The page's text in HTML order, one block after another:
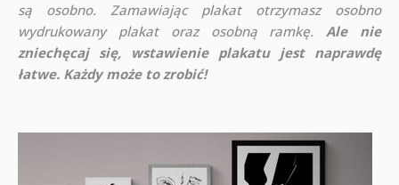
są osobno. Zamawiając plakat otrzymasz osobno
wydrukowany plakat oraz osobną ramkę.
Ale nie
zniechęcaj się, wstawienie plakatu jest naprawdę
łatwe. Każdy może to zrobić!